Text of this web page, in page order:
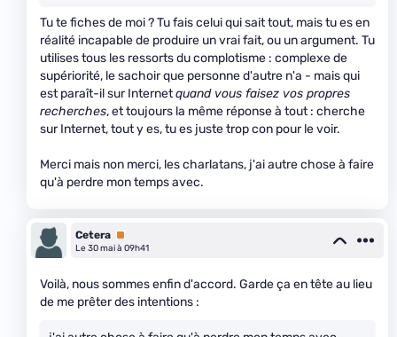
Tu te fiches de moi ? Tu fais celui qui sait tout, mais tu es en
réalité incapable de produire un vrai fait, ou un argument. Tu
utilises tous les ressorts du complotisme : complexe de
supériorité, le sachoir que personne d'autre n'a - mais qui
est paraît-il sur Internetquand vous faisez vos propres
recherches, et toujours la même réponse à tout : cherche
sur Internet, tout y es, tu es juste trop con pour le voir.
Merci mais non merci, les charlatans, j'ai autre chose à faire
qu'à perdre mon temps avec.
Cetera Premium
Le 30 mai à 09h41
Voilà, nous sommes enfin d'accord. Garde ça en tête au lieu
de me prêter des intentions :